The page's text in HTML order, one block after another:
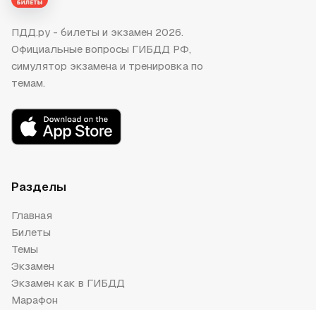
ПДД.ру - билеты и экзамен 2026.
Официальные вопросы ГИБДД РФ,
симулятор экзамена и тренировка по
темам.
Разделы
Главная
Билеты
Темы
Экзамен
Экзамен как в ГИБДД
Марафон